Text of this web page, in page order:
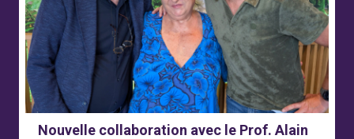
Nouvelle collaboration avec le Prof. Alain